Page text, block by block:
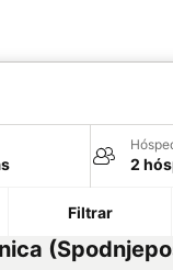
2
Filtrar